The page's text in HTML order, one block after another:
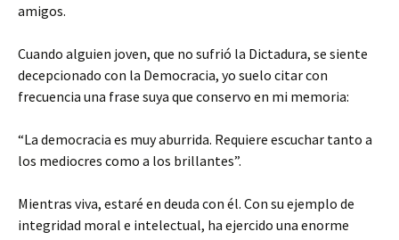
amigos.
Cuando alguien joven, que no sufrió la Dictadura, se siente
decepcionado con la Democracia, yo suelo citar con
frecuencia una frase suya que conservo en mi memoria:
“La democracia es muy aburrida. Requiere escuchar tanto a
los mediocres como a los brillantes”.
Mientras viva, estaré en deuda con él. Con su ejemplo de
integridad moral e intelectual, ha ejercido una enorme